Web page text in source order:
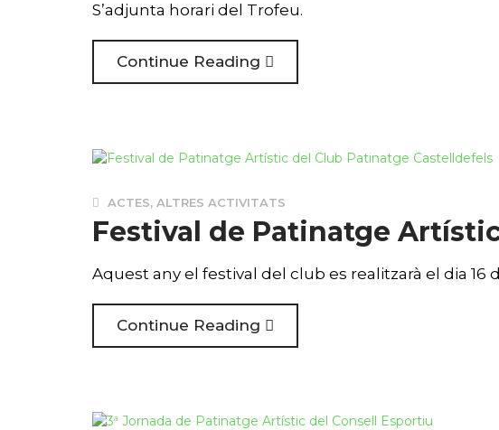
S’adjunta horari del Trofeu.
Continue Reading
ACTES, ALTRES ACTIVITATS
Festival de Patinatge
Aquest any el festival del club es realitzarà el dia 16
Continue Reading